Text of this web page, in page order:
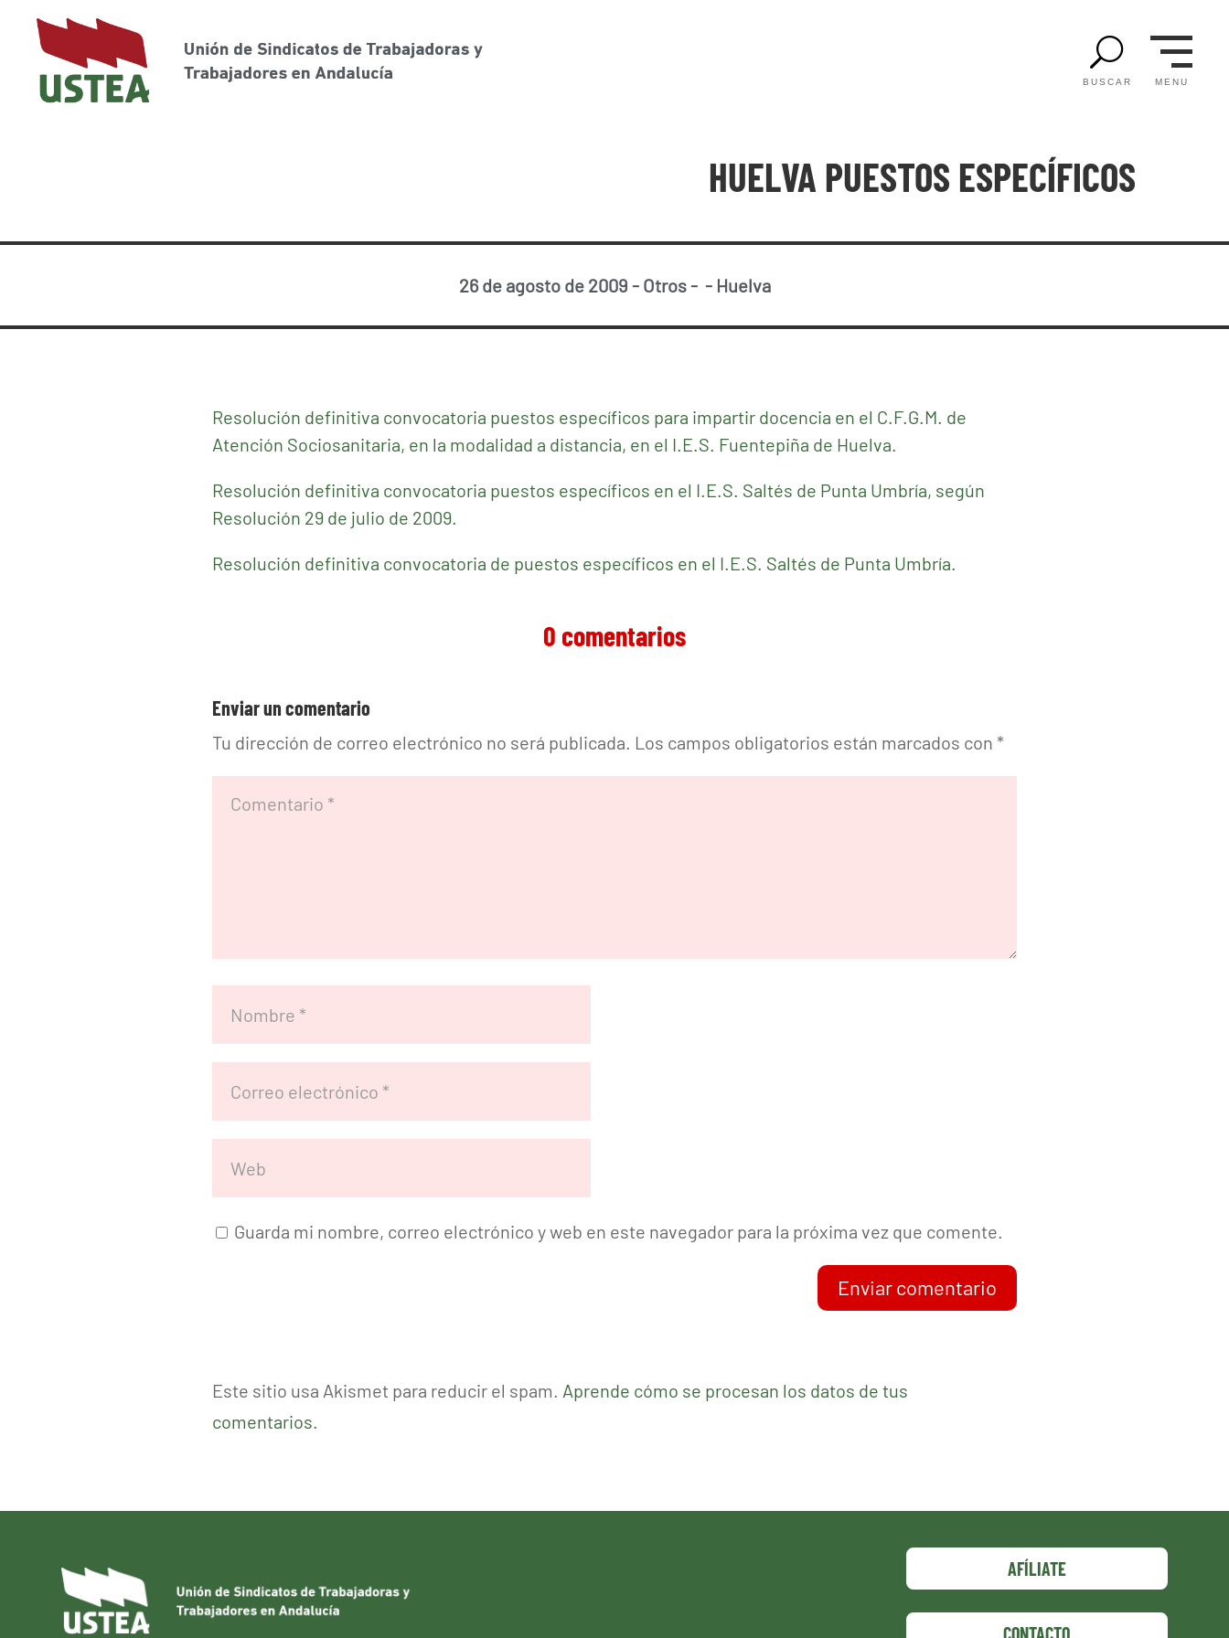
U
BUSCAR MENU
HUELVA PUESTOS ESPECÍFICOS
26 de agosto de 2009 - Otros- - Huelva
Resolución definitiva convocatoria puestos específicos para impartir docencia en el C.F.G.M. de
Atención Sociosanitaria, en la modalidad a distancia, en el I.E.S. Fuentepiña de Huelva.
Resolución definitiva convocatoria puestos específicos en el I.E.S. Saltés de Punta Umbría, según
Resolución 29 de julio de 2009.
Resolución definitiva convocatoria de puestos específicos en el I.E.S. Saltés de Punta Umbría.
0 comentarios
Enviar un comentario
Tu dirección de correo electrónico no será publicada. Los campos obligatorios están marcados con *
Guarda mi nombre, correo electrónico y web en este navegador para la próxima vez que comente.
Enviar comentario
Este sitio usa Akismet para reducir el spam. Aprende cómo se procesan los datos de tus
comentarios.
AFÍLIATE
CONTACTO